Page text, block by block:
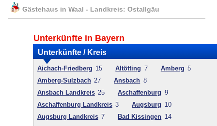
Gästehaus in Waal - Landkreis: Ostallgäu
Unterkünfte in Bayern
Unterkünfte / Kreis
Aichach-Friedberg 15 Altötting 7 Amberg 5
Amberg-Sulzbach 27 Ansbach 8
Ansbach Landkreis 25 Aschaffenburg 9
Aschaffenburg Landkreis 3 Augsburg 10
Augsburg Landkreis 7 Bad Kissingen 14